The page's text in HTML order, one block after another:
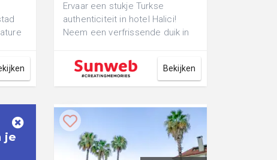
Ervaar een stukje Turkse
authenticiteit in hotel Halici!
Neem een verfrissende duik in
Bekijken
je